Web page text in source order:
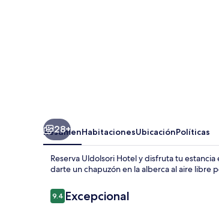
28+
ResumenHabitacionesUbicaciónPolíticas
Reserva Uldolsori Hotel y disfruta tu
darte un chapuzón en la alberca al aire libre
Opiniones
9.49.4 de 10,
Excepcional